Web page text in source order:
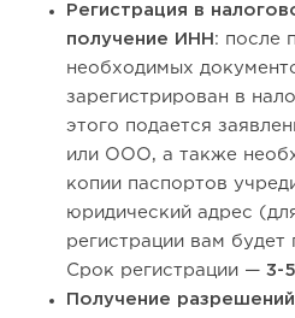
Регистрация в
получение ИНН : после
необходимых
зарегистрирован в
этого подается
или ООО, а также
копии паспортов
юридический адрес
регистрации вам
Срок регистрации — 3-
Получение